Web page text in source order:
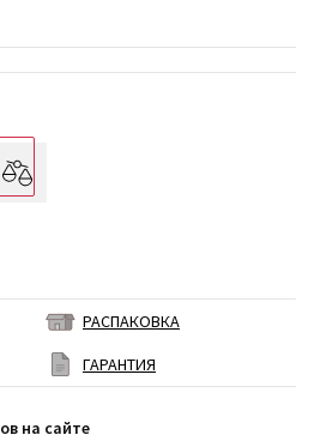
РАСПАКОВКА
ГАРАНТИЯ
на сайте